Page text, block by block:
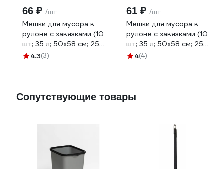
66 ₽ /шт
Мешки для мусора в
рулоне с завязками (10
шт; 35 л; 50x58 см; 25
мкм; оранжевые; ПВД)
4.3(3)
61 ₽ /шт
Мешки для мусора в
рулоне с завязками (10
шт; 35 л; 50x58 см; 25
мкм; черные; ПВД)
4(4)
Сопутствующие товары